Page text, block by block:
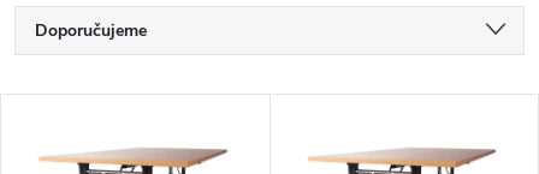
Ř
a
Doporučujeme